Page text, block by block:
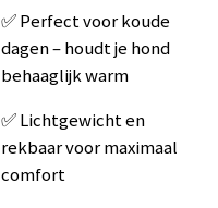
✅ Perfect voor koude
dagen – houdt je hond
behaaglijk warm
✅ Lichtgewicht en
rekbaar voor maximaal
comfort